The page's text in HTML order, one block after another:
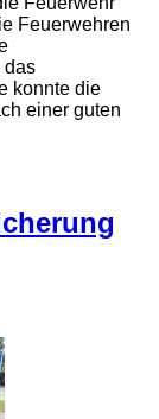
Feuerwehren
das
konnte die
einer guten